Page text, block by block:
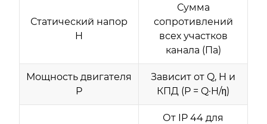
Статический напор
H
Сумма
сопротивлений
всех участков
канала (Па)
Мощность двигателя
P
Зависит от Q, H и
КПД (P = Q·H/η)
От IP 44 для